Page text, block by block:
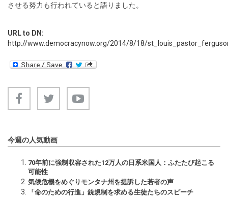
させる努力も行われていると語りました。
URL to DN:
http://www.democracynow.org/2014/8/18/
今週の人気動画
70年前に強制収容された12万人の日系米国人：ふたたび起こる
可能性
気候危機をめぐりモンタナ州を提訴した若者の声
「命のための行進」銃規制を求める生徒たちのスピーチ